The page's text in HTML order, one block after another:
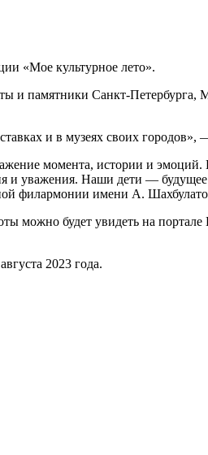
«Мое культурное лето».
и памятники Санкт-
и в музеях своих городов»,
момента, истории и
и уважения. Наши дети —
филармонии имени А.
можно будет увидеть на
2023 года.